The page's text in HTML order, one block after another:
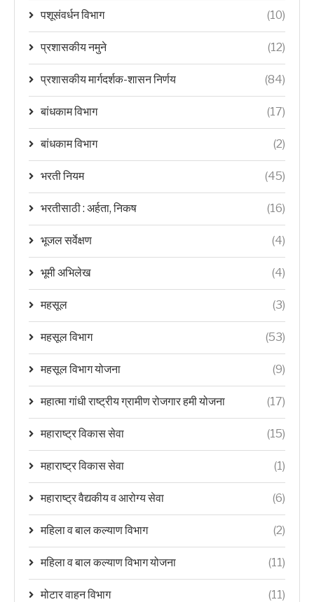
पशूसंवर्धन विभाग (10)
प्रशासकीय नमुने (12)
प्रशासकीय मार्गदर्शक-शासन निर्णय (84)
बांधकाम विभाग (17)
बांधकाम विभाग (2)
भरती नियम (45)
भरतीसाठी : अर्हता, निकष (16)
भूजल सर्वेक्षण (4)
भूमी अभिलेख (4)
महसूल (3)
महसूल विभाग (53)
महसूल विभाग योजना (9)
महात्मा गांधी राष्ट्रीय ग्रामीण रोजगार हमी योजना (17)
महाराष्ट्र विकास सेवा (15)
महाराष्ट्र विकास सेवा (1)
महाराष्ट्र वैद्यकीय व आरोग्य सेवा (6)
महिला व बाल कल्याण विभाग (2)
महिला व बाल कल्याण विभाग योजना (11)
मोटार वाहन विभाग (11)